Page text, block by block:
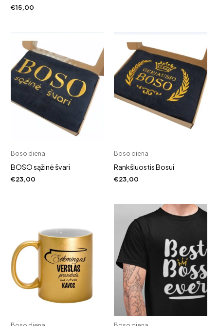
€15,00
Boso diena
BOSO sąžinė švari
€23,00
Boso diena
Rankšluostis Bosui
€23,00